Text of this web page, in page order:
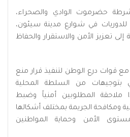
حضرموت الوادي والصحراء،
للدوريات في شوارع مدينة سيئون،
تعزيز الأمن والاستقرار والحفاظ
مع قوات درع الوطن لتنفيذ قرار منع
بتوجيهات من السلطة المحلية
المطلوبين أمنياً وضبط
ومكافحة الجريمة بمختلف أشكالها
الأمن وحماية المواطنين